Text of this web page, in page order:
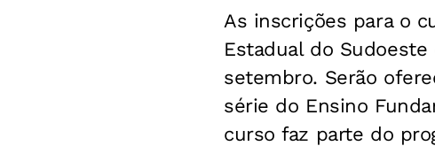
As inscrições para o
Estadual do
setembro. Serão
série do Ensino
curso faz parte do